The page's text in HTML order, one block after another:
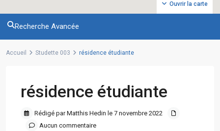
Ouvrir la carte
Recherche Avancée
Accueil Studette 003 résidence étudiante
résidence étudiante
Rédigé par Matthis Hedin le 7 novembre 2022
Aucun commentaire